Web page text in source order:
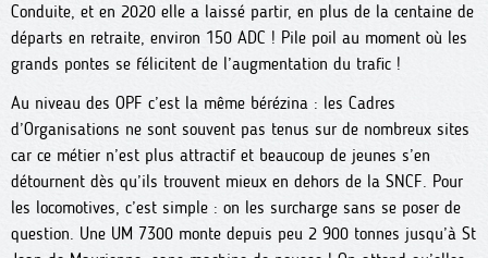
Conduite, et en 2020 elle a laissé partir, en plus de la centaine de
départs en retraite, environ 150 ADC ! Pile poil au moment où les
grands pontes se félicitent de l’augmentation du trafic !
Au niveau des OPF c’est la même bérézina : les Cadres
d’Organisations ne sont souvent pas tenus sur de nombreux sites
car ce métier n’est plus attractif et beaucoup de jeunes s’en
détournent dès qu’ils trouvent mieux en dehors de la SNCF. Pour
les locomotives, c’est simple : on les surcharge sans se poser de
question. Une UM 7300 monte depuis peu 2 900 tonnes jusqu’à St